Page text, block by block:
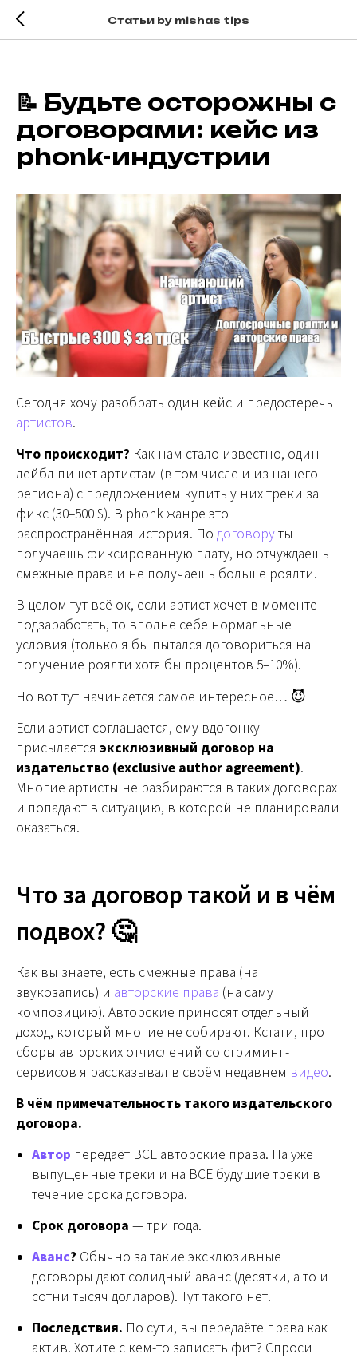
Статьи by mishas tips
📝 Будьте осторожны с
договорами: кейс из
phonk-индустрии
Сегодня хочу разобрать один кейс и предостеречь
артистов.
Что происходит? Как нам стало известно, один
лейбл пишет артистам (в том числе и из нашего
региона) с предложением купить у них треки за
фикс (30–500 $). В phonk жанре это
распространённая история. По договоруты
получаешь фиксированную плату, но отчуждаешь
смежные права и не получаешь больше роялти.
В целом тут всё ок, если артист хочет в моменте
подзаработать, то вполне себе нормальные
условия (только я бы пытался договориться на
получение роялти хотя бы процентов 5–10%).
Но вот тут начинается самое интересное… 😈
Если артист соглашается, ему вдогонку
присылается эксклюзивный договор на
издательство (exclusive author agreement).
Многие артисты не разбираются в таких договорах
и попадают в ситуацию, в которой не планировали
оказаться.
Что за договор такой и в чём
подвох? 🤔
Как вы знаете, есть смежные права (на
звукозапись) и авторские права (на саму
композицию). Авторские приносят отдельный
доход, который многие не собирают. Кстати, про
сборы авторских отчислений со стриминг-
сервисов я рассказывал в своём недавнем видео.
В чём примечательность такого издательского
договора.
Автор передаёт ВСЕ авторские права. На уже
выпущенные треки и на ВСЕ будущие треки в
течение срока договора.
Срок договора — три года.
Аванс? Обычно за такие эксклюзивные
договоры дают солидный аванс (десятки, а то и
сотни тысяч долларов). Тут такого нет.
Последствия. По сути, вы передаёте права как
актив. Хотите с кем-то записать фит? Спроси